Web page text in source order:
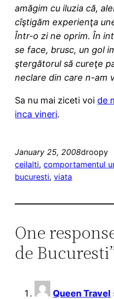
amăgim cu iluzia că,
cîştigăm experienţa
Într-o zi ne oprim. În
se face, brusc, un gol
ştergătorul să cureţe
neclare din care n-am
Sa nu mai ziceti voi de
inca vineri.
January 25, 2008droopy
ceilalti, comportamentul
bucuresti, viata
One
de
Queen Travel